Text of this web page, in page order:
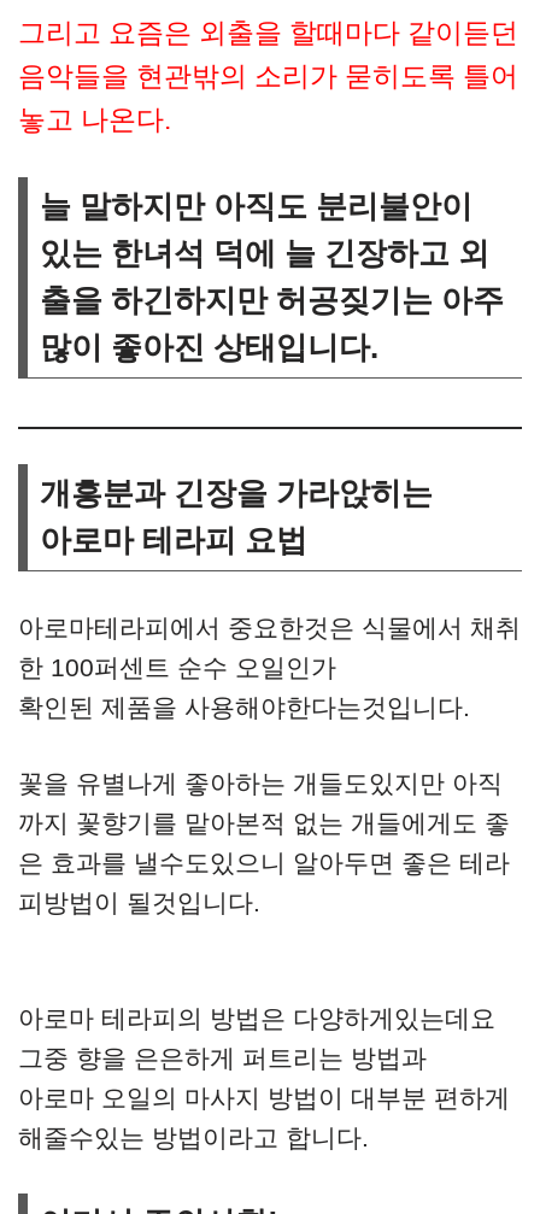
그리고 요즘은 외출을 할때마다 같이듣던
음악들을 현관밖의 소리가 묻히도록 틀어
놓고 나온다.
늘 말하지만 아직도 분리불안이
있는 한녀석 덕에 늘 긴장하고 외
출을 하긴하지만 허공짖기는 아주
많이 좋아진 상태입니다.
개흥분과 긴장을 가라앉히는
아로마 테라피 요법
아로마테라피에서 중요한것은 식물에서 채취
한 100퍼센트 순수 오일인가
확인된 제품을 사용해야한다는것입니다.
꽃을 유별나게 좋아하는 개들도있지만 아직
까지 꽃향기를 맡아본적 없는 개들에게도 좋
은 효과를 낼수도있으니 알아두면 좋은 테라
피방법이 될것입니다.
아로마 테라피의 방법은 다양하게있는데요
그중 향을 은은하게 퍼트리는 방법과
아로마 오일의 마사지 방법이 대부분 편하게
해줄수있는 방법이라고 합니다.